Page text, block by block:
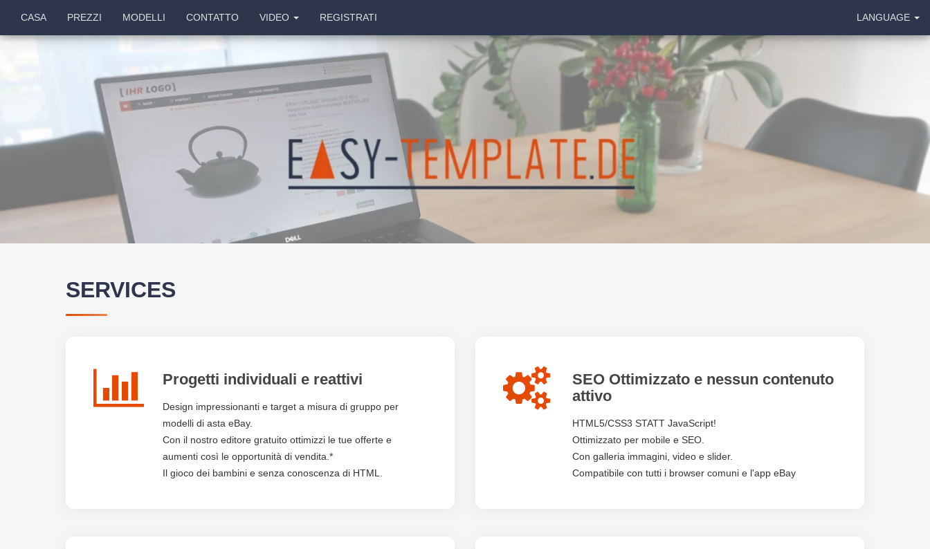
CASA PREZZI MODELLI CONTATTO VIDEO REGISTRATI LANGUAGE
SERVICES
Progetti individuali e reattivi
Design impressionanti e target a misura di gruppo per
modelli di asta eBay.
Con il nostro editore gratuito ottimizzi le tue offerte e
aumenti così le opportunità di vendita.*
Il gioco dei bambini e senza conoscenza di HTML.
SEO Ottimizzato e nessun contenuto
attivo
HTML5/CSS3 STATT JavaScript!
Ottimizzato per mobile e SEO.
Con galleria immagini, video e slider.
Compatibile con tutti i browser comuni e l'app eBay